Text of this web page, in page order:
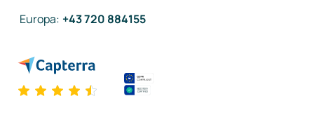
Europa: +43 720 884155